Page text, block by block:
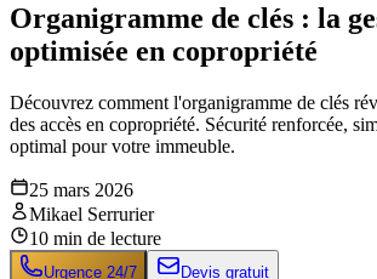
Organigramme de clés : la
optimisée en copropriété
Découvrez comment l'organigramme de clés
des accès en copropriété. Sécurité renforcée,
optimal pour votre immeuble.
25 mars 2026
Mikael Serrurier
10 min de lecture
Urgence 24/7 Devis gratuit